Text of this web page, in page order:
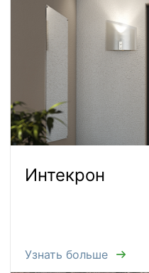
Интекрон
Узнать больше